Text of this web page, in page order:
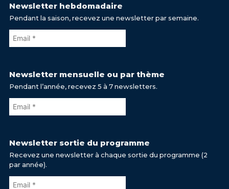
Newsletter hebdomadaire
Pendant la saison, recevez une newsletter par semaine.
Newsletter mensuelle ou par thème
Pendant l’année, recevez 5 à 7 newsletters.
Newsletter sortie du programme
Recevez une newsletter à chaque sortie du programme (2
par année).